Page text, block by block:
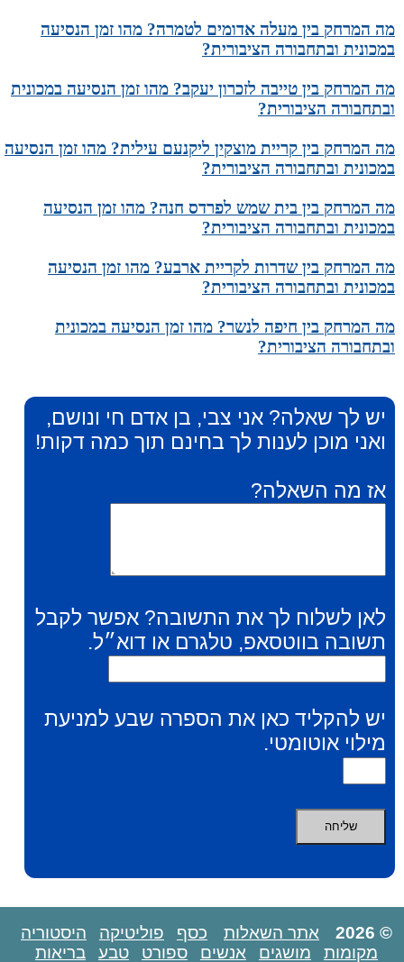
מה המרחק בין מעלה אדומים לטמרה? מהו זמן הנסיעה
במכונית ובתחבורה הציבורית?
מה המרחק בין טייבה לזכרון יעקב? מהו זמן הנסיעה במכונית
ובתחבורה הציבורית?
מה המרחק בין קריית מוצקין ליקנעם עילית? מהו זמן הנסיעה
במכונית ובתחבורה הציבורית?
מה המרחק בין בית שמש לפרדס חנה? מהו זמן הנסיעה
במכונית ובתחבורה הציבורית?
מה המרחק בין שדרות לקריית ארבע? מהו זמן הנסיעה
במכונית ובתחבורה הציבורית?
מה המרחק בין חיפה לנשר? מהו זמן הנסיעה במכונית
ובתחבורה הציבורית?
יש לך שאלה? אני צבי, בן אדם חי ונושם,
ואני מוכן לענות לך בחינם תוך כמה דקות!
אז מה השאלה?
לאן לשלוח לך את התשובה? אפשר לקבל
תשובה בווטסאפ, טלגרם או דוא״ל.
יש להקליד כאן את הספרה שבע למניעת
מילוי אוטומטי.
© 2026 אתר השאלות כסף פוליטיקה
היסטוריה
מקומות
מושגים אנשים ספורט טבע בריאות